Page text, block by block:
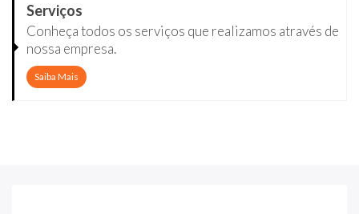
Serviços
Conheça todos os serviços que realizamos através de
nossa empresa.
Saiba Mais